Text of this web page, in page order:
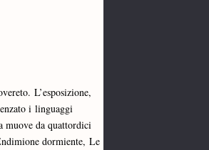
L’esposizione,
i linguaggi
muove da quattordici
dormiente, Le